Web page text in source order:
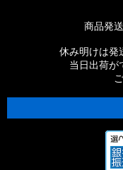
商品発
休み明けは発
当日出荷が